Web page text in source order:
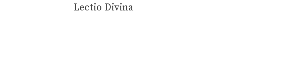
Lectio Divina